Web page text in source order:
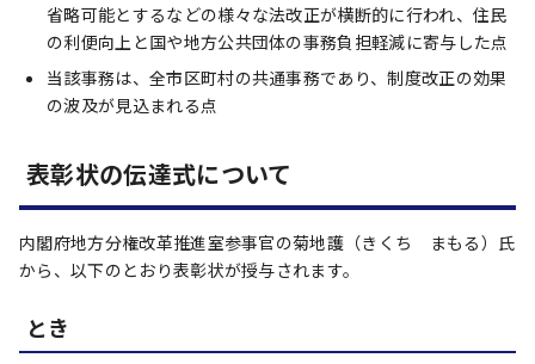
省略可能とするなどの様々な法改正が横断的に行われ、住民
の利便向上と国や地方公共団体の事務負担軽減に寄与した点
当該事務は、全市区町村の共通事務であり、制度改正の効果
の波及が見込まれる点
表彰状の伝達式について
内閣府地方分権改革推進室参事官の菊地護（きくち まもる）氏
から、以下のとおり表彰状が授与されます。
とき